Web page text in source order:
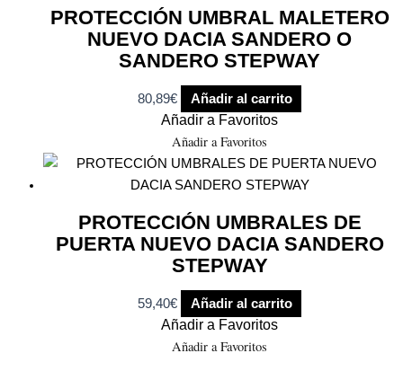
PROTECCIÓN UMBRAL MALETERO
NUEVO DACIA SANDERO O
SANDERO STEPWAY
80,89€ Añadir al carrito
Añadir a Favoritos
Añadir a Favoritos
PROTECCIÓN UMBRALES DE
PUERTA NUEVO DACIA SANDERO
STEPWAY
59,40€ Añadir al carrito
Añadir a Favoritos
Añadir a Favoritos